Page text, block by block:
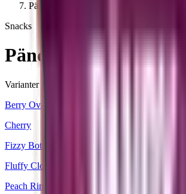
Pändy Watermelon 50g
Snacks
Pändy Watermelon 50g
Varianter
Berry Ovals
Cherry
Fizzy Bottles
Fluffy Clouds
Peach Rings